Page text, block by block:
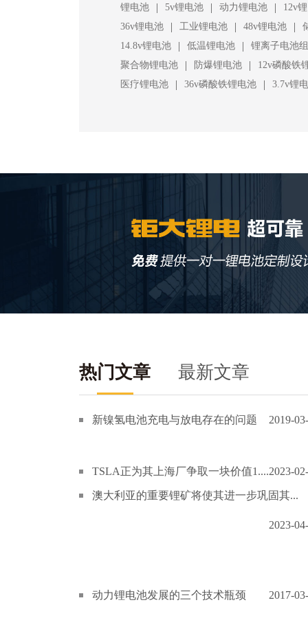
锂电池 | 5v锂电池 | 动力锂电池 |
12v
36v锂电池
| 工业锂电池 | 48v锂电池 |
14.8v锂电池
| 低温锂电池 |
锂离子电池组
聚合物锂电池
| 防爆锂电池 |
12v磷酸铁
医疗锂电池
| 36v磷酸铁锂电池 | 3.7v锂
热门文章 最新文章
新镍氢电池充电与放电存在的问题 2019-
TSLA正为其上海厂争取一块价值1....2023-
澳大利亚的重要锂矿将使其进一步巩固其...
2023-
动力锂电池发展的三个技术瓶颈 2017-